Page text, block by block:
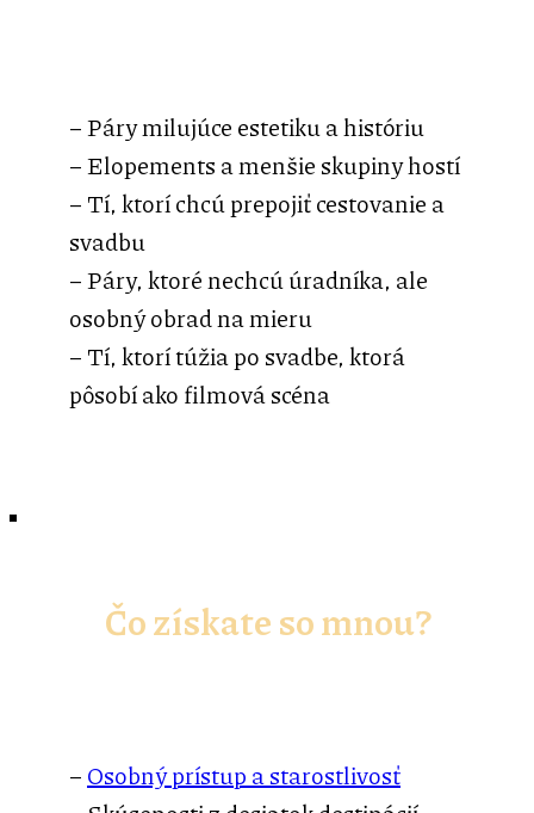
– Páry milujúce estetiku a históriu
– Elopements a menšie skupiny hostí
– Tí, ktorí chcú prepojiť cestovanie a
svadbu
– Páry, ktoré nechcú úradníka, ale
osobný obrad na mieru
– Tí, ktorí túžia po svadbe, ktorá
pôsobí ako filmová scéna
Čo získate so mnou?
– Osobný prístup a starostlivosť